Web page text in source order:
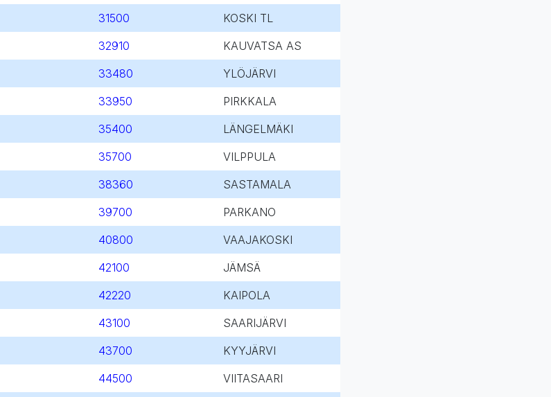
31500
KOSKI TL
32910
KAUVATSA AS
33480
YLÖJÄRVI
33950
PIRKKALA
35400
LÄNGELMÄKI
35700
VILPPULA
38360
SASTAMALA
39700
PARKANO
40800
VAAJAKOSKI
42100
JÄMSÄ
42220
KAIPOLA
43100
SAARIJÄRVI
43700
KYYJÄRVI
44500
VIITASAARI